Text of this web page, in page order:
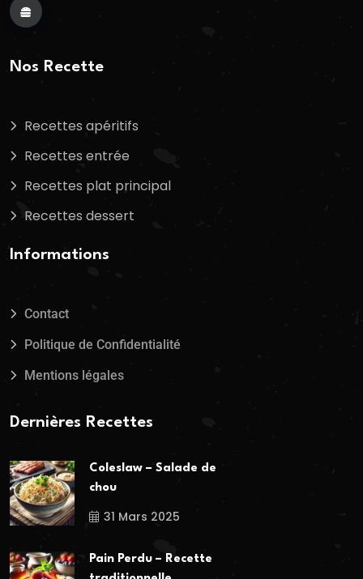
Nos Recette
Recettes apéritifs
Recettes entrée
Recettes plat principal
Recettes dessert
Informations
Contact
Politique de Confidentialité
Mentions légales
Dernières Recettes
Coleslaw – Salade de
chou
31 Mars 2025
Pain Perdu – Recette